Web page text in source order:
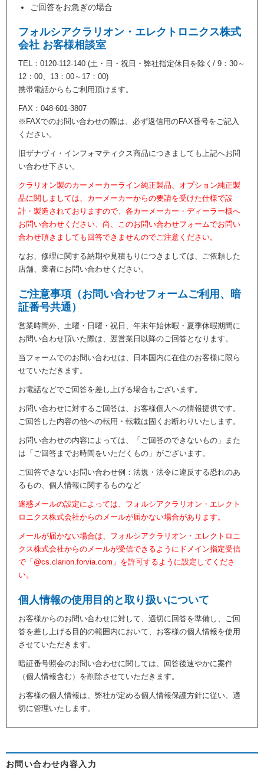
ご回答をお急ぎの場合
フォルシアクラリオン・エレクトロニクス株式
会社 お客様相談室
TEL：0120-112-140 (土・日・祝日・弊社指定休日を除く/ 9：30～
12：00、13：00～17：00)
携帯電話からもご利用頂けます。
FAX：048-601-3807
※FAXでのお問い合わせの際は、必ず返信用のFAX番号をご記入
ください。
旧ザナヴィ・インフォマティクス商品につきましても上記へお問
い合わせ下さい。
クラリオン製のカーメーカーライン純正製品、オプション純正製
品に関しましては、カーメーカーからの要請を受けた仕様で設
計・製造されておりますので、各カーメーカー・ディーラー様へ
お問い合わせください、尚、このお問い合わせフォームでお問い
合わせ頂きましても回答できませんのでご注意ください。
なお、修理に関する納期や見積もりにつきましては、ご依頼した
店舗、業者にお問い合わせください。
ご注意事項（お問い合わせフォームご利用、暗
証番号共通）
営業時間外、土曜・日曜・祝日、年末年始休暇・夏季休暇期間に
お問い合わせ頂いた際は、翌営業日以降のご回答となります。
当フォームでのお問い合わせは、日本国内に在住のお客様に限ら
せていただきます。
お電話などでご回答を差し上げる場合もございます。
お問い合わせに対するご回答は、お客様個人への情報提供です。
ご回答した内容の他への転用・転載は固くお断わりいたします。
お問い合わせの内容によっては、「ご回答のできないもの」また
は「ご回答までお時間をいただくもの」がございます。
ご回答できないお問い合わせ例：法規・法令に違反する恐れのあ
るもの、個人情報に関するものなど
迷惑メールの設定によっては、フォルシアクラリオン・エレクト
ロニクス株式会社からのメールが届かない場合があります。
メールが届かない場合は、フォルシアクラリオン・エレクトロニ
クス株式会社からのメールが受信できるようにドメイン指定受信
で「@cs.clarion.forvia.com」を許可するように設定してくださ
い。
個人情報の使用目的と取り扱いについて
お客様からのお問い合わせに対して、適切に回答を準備し、ご回
答を差し上げる目的の範囲内において、お客様の個人情報を使用
させていただきます。
暗証番号照会のお問い合わせに関しては、回答後速やかに案件
（個人情報含む）を削除させていただきます。
お客様の個人情報は、弊社が定める個人情報保護方針に従い、適
切に管理いたします。
お問い合わせ内容入力